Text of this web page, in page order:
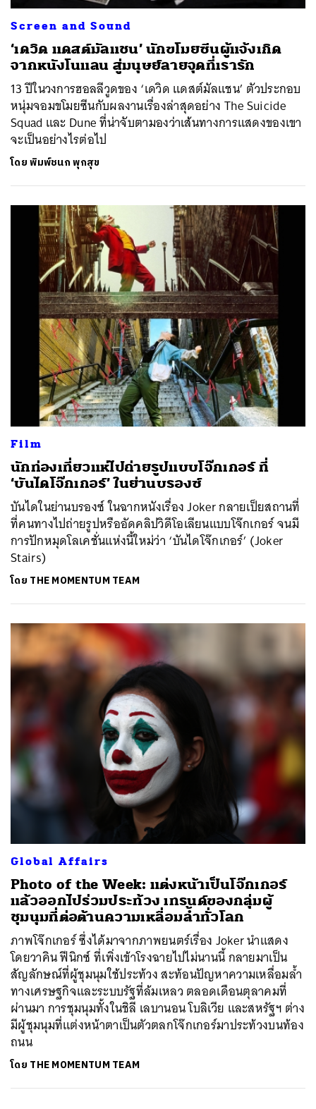
Screen and Sound
‘เดวิด แดสต์มัลแชน’ นักขโมยซีนผู้แจ้งเกิด
จากหนังโนแลน สู่มนุษย์ลายจุดที่เรารัก
13 ปีในวงการฮอลลีวูดของ ‘เดวิด แดสต์มัลแชน’ ตัวประกอบ
หนุ่มจอมขโมยซีนกับผลงานเรื่องล่าสุดอย่าง The Suicide
Squad และ Dune ที่น่าจับตามองว่าเส้นทางการแสดงของเขา
จะเป็นอย่างไรต่อไป
โดยพิมพ์ชนก พุกสุข
Film
นักท่องเที่ยวแห่ไปถ่ายรูปแบบโจ๊กเกอร์ ที่
‘บันไดโจ๊กเกอร์’ ในย่านบรองซ์
บันไดในย่านบรองซ์ ในฉากหนังเรื่อง Joker กลายเป็ยสถานที่
ที่คนทางไปถ่ายรูปหรืออัดคลิปวิดีโอเลียนแบบโจ๊กเกอร์ จนมี
การปักหมุดโลเคชั่นแห่งนี้ใหม่ว่า ‘บันไดโจ๊กเกอร์’ (Joker
Stairs)
โดย THE MOMENTUM TEAM
Global Affairs
Photo of the Week: แต่งหน้าเป็นโจ๊กเกอร์
แล้วออกไปร่วมประท้วง เทรนด์ของกลุ่มผู้
ชุมนุมที่ต่อต้านความเหลื่อมล้ำทั่วโลก
ภาพโจ๊กเกอร์ ซึ่งได้มาจากภาพยนตร์เรื่อง Joker นำแสดง
โดยวาคิน ฟีนิกซ์ ที่เพิ่งเข้าโรงฉายไปไม่นานนี้ กลายมาเป็น
สัญลักษณ์ที่ผู้ชุมนุมใช้ประท้วง สะท้อนปัญหาความเหลื่อมล้ำ
ทางเศรษฐกิจและระบบรัฐที่ล้มเหลว ตลอดเดือนตุลาคมที่
ผ่านมา การชุมนุมทั้งในชิลี เลบานอน โบลิเวีย และสหรัฐฯ ต่าง
มีผู้ชุมนุมที่แต่งหน้าตาเป็นตัวตลกโจ๊กเกอร์มาประท้วงบนท้อง
ถนน
โดย THE MOMENTUM TEAM
ค้นหา
SHARE TWEET LINE EMAIL